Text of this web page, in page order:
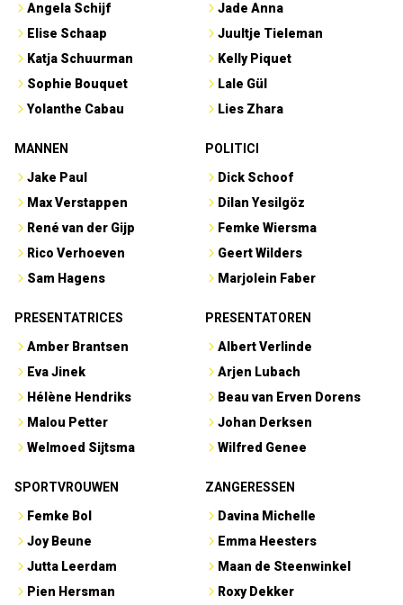
Angela Schijf
Elise Schaap
Katja Schuurman
Sophie Bouquet
Yolanthe Cabau
Jade Anna
Juultje Tieleman
Kelly Piquet
Lale Gül
Lies Zhara
MANNEN
Jake Paul
Max Verstappen
René van der Gijp
Rico Verhoeven
Sam Hagens
POLITICI
Dick Schoof
Dilan Yesilgöz
Femke Wiersma
Geert Wilders
Marjolein Faber
PRESENTATRICES
Amber Brantsen
Eva Jinek
Hélène Hendriks
Malou Petter
Welmoed Sijtsma
PRESENTATOREN
Albert Verlinde
Arjen Lubach
Beau van Erven Dorens
Johan Derksen
Wilfred Genee
SPORTVROUWEN
Femke Bol
Joy Beune
Jutta Leerdam
Pien Hersman
ZANGERESSEN
Davina Michelle
Emma Heesters
Maan de Steenwinkel
Roxy Dekker